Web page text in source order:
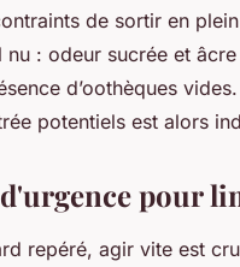
de sortir en
nu : odeur sucrée et
d’oothèques
potentiels est alors
d'urgence pour
repéré, agir vite est